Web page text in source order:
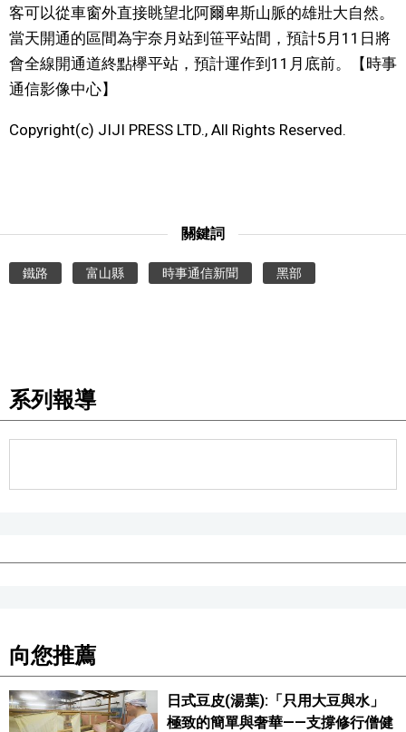
生活
運動
娛樂
語言
客可以從車窗外直接眺望北阿爾卑斯山脈的雄壯大自然。
當天開通的區間為宇奈月站到笹平站間，預計5月11日將
會全線開通道終點欅平站，預計運作到11月底前。【時事
通信影像中心】
Copyright(c) JIJI PRESS LTD., All Rights Reserved.
關鍵詞
鐵路 富山縣 時事通信新聞 黑部
系列報導
向您推薦
日式豆皮(湯葉):「只用大豆與水」
極致的簡單與奢華——支撐修行僧健